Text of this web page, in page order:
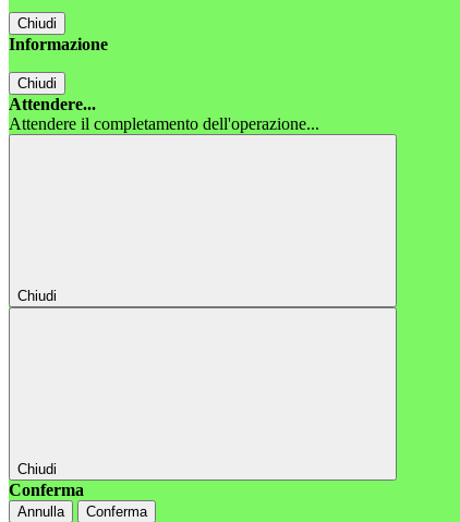
Chiudi
Informazione
Chiudi
Attendere...
Attendere il completamento dell'operazione...
Chiudi
Chiudi
Conferma
Annulla Conferma